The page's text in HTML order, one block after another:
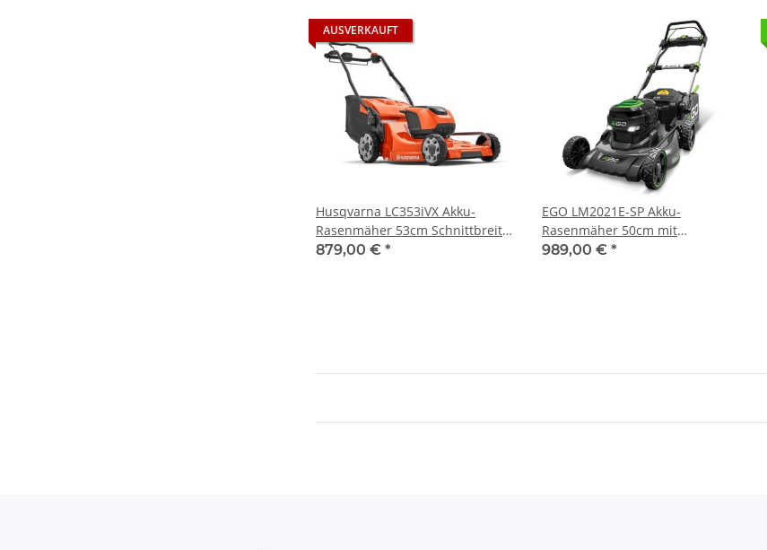
AUSVERKAUFT
Husqvarna LC353iVX Akku-
Rasenmäher 53cm Schnittbreite
(Grundgerät)
879,00 € *
EGO LM2021E-SP Akku-
Rasenmäher 50cm mit
Radantrieb Set inkl. 5,0 Ah Akku
989,00 € *